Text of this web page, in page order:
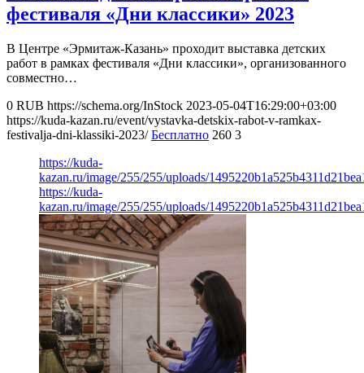
фестиваля «Дни классики» 2023
В Центре «Эрмитаж-Казань» проходит выставка детских
работ в рамках фестиваля «Дни классики», организованного
совместно…
0 RUB https://schema.org/InStock 2023-05-04T16:29:00+03:00
https://kuda-kazan.ru/event/vystavka-detskix-rabot-v-ramkax-
festivalja-dni-klassiki-2023/ Бесплатно 260 3
https://kuda-
kazan.ru/image/255/255/uploads/
https://kuda-
kazan.ru/image/255/255/uploads/